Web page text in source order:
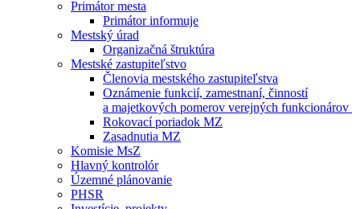
Primátor mesta
Primátor informuje
Mestský úrad
Organizačná štruktúra
Mestské zastupiteľstvo
Členovia mestského zastupiteľstva
Oznámenie funkcií, zamestnaní, činností
a majetkových pomerov verejných funkcionárov
Rokovací poriadok MZ
Zasadnutia MZ
Komisie MsZ
Hlavný kontrolór
Územné plánovanie
PHSR